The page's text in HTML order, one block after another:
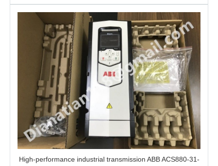
High-performance industrial transmission ABB ACS880-31-